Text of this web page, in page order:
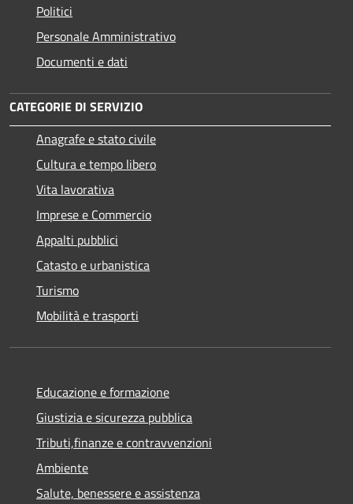
Politici
Personale Amministrativo
Documenti e dati
CATEGORIE DI SERVIZIO
Anagrafe e stato civile
Cultura e tempo libero
Vita lavorativa
Imprese e Commercio
Appalti pubblici
Catasto e urbanistica
Turismo
Mobilità e trasporti
Educazione e formazione
Giustizia e sicurezza pubblica
Tributi,finanze e contravvenzioni
Ambiente
Salute, benessere e assistenza